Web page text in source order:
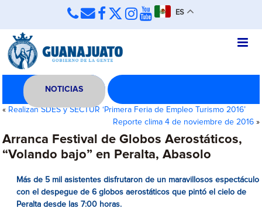
ES
NOTICIAS
« Realizan SDES y SECTUR ‘Primera Feria de Empleo Turismo 2016’
Reporte clima 4 de noviembre de 2016»
Arranca Festival de Globos Aerostáticos,
“Volando bajo” en Peralta, Abasolo
Más de 5 mil asistentes disfrutaron de un maravillosos espectáculo
con el despegue de 6 globos aerostáticos que pintó el cielo de
Peralta desde las 7:00 horas.